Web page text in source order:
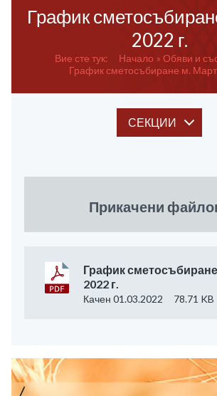
График
2022 г.
Вие сте тук: Начало
Обяви и
График сметосъбиране м. Март
СЕКЦИИ
Прикачени
График
2022 г.
Качен 01.03.2022 78.71 KB